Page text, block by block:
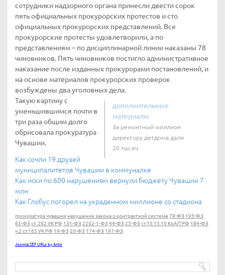
сотрудники надзорного органа принесли двести сорок
пять официальных прокурорских протестов и сто
официальных прокурорских представлений. Все
прокурорские протесты удовлетворили, а по
представлениям – по дисциплинарной линии наказаны 78
чиновников. Пять чиновников постигло административное
наказание после изданных прокурорами постановлений, и
на основе материалов прокурорских проверок
возбуждены два уголовных дела.
дополнительные
материалы
За ремонтный миллион
директору детдома дали
20 тысяч
Такую картину с
уменьшившимся почти в
три раза общим долго
обрисовала прокуратура
Чувашии.
Как сочли 19 друзей
муниципалитетов Чувашии в коммуналке
Как иски по 600 нарушениям вернули бюджету Чувашии 7
млн
Как Глобус погорел на украденном миллионе со стадиона
прокуратура чувашии нарушение закона о контрактной системе 79-ФЗ 195-ФЗ
63-ФЗ ст. 292 УК РФ 131-ФЗ 2202-1-ФЗ 44-ФЗ 25-ФЗ ст.15.15.10 КоАП РФ 184-ФЗ
ч.2 ст.165 УК РФ 19-ФЗ 20-ФЗ 174-ФЗ 197-ФЗ
Joomla SEF URLs by Artio